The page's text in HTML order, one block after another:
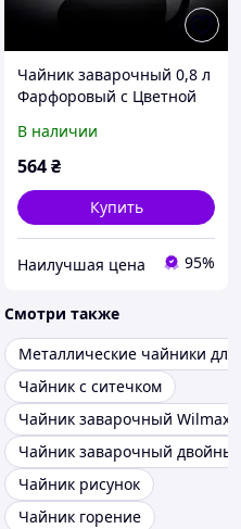
Чайник заварочный 0,8 л
Фарфоровый с Цветной
л WL-994017 / 1C
В наличии
564₴
Купить
Наилучшая цена 95%
Смотри также
Металлические чайники для
Чайник с ситечком
Чайник заварочный Wilmax
Чайник заварочный
Чайник рисунок
Чайник горение